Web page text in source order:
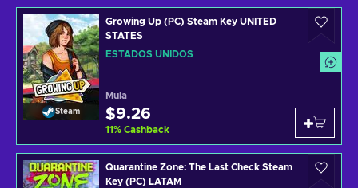
Steam
Growing Up (PC) Steam Key UNITED
STATES
ESTADOS UNIDOS
Mula
$9.26
11% Cashback
Quarantine Zone: The Last Check Steam
Key (PC) LATAM